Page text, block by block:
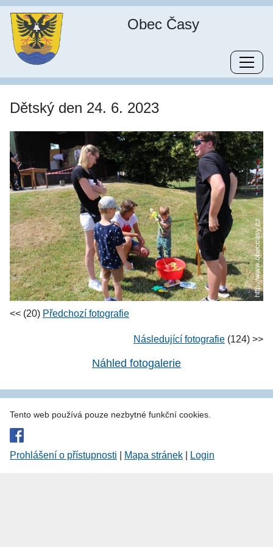
Obec Časy
Dětský den 24. 6. 2023
<< (20) Předchozí fotografie
Následující fotografie (124) >>
Náhled fotogalerie
Tento web používá pouze nezbytné funkční cookies.
Prohlášení o přístupnosti Mapa stránek Login